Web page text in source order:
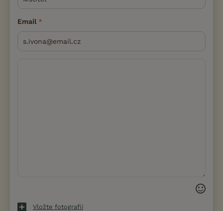
Email
Vložte fotografii